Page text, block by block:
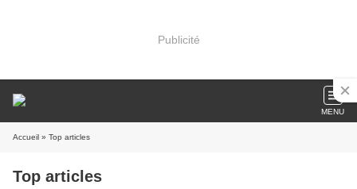
Publicité
MENU
Accueil » Top articles
Top articles